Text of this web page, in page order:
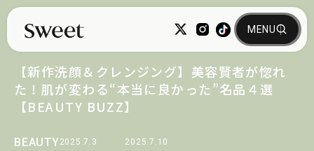
BEAUTY2025.7.3 2025.7.10
【新作洗顔＆クレンジング】美容賢者が惚れ
た！肌が変わる“本当に良かった”名品４選
【BEAUTY BUZZ】